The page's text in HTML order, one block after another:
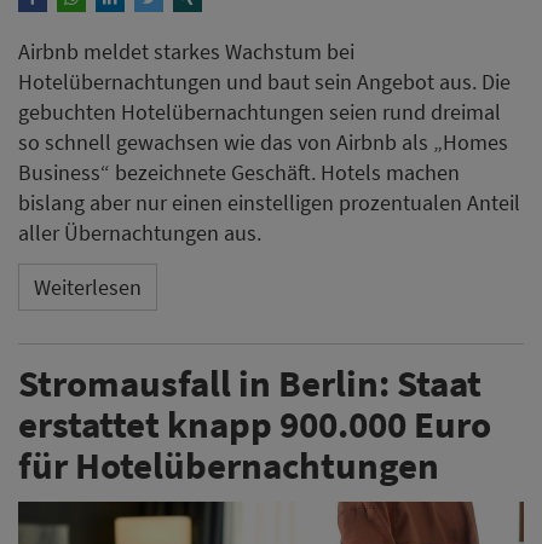
Stromausfall in Berlin: Staat
erstattet knapp 900.000 Euro
für Hotelübernachtungen